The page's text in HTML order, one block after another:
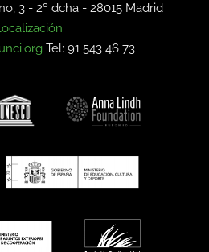
3 - 2º dcha -28015 Madrid
Tel: 91 543 46 73